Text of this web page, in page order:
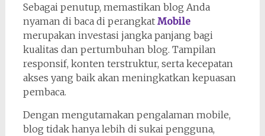
Sebagai penutup, memastikan blog Anda
nyaman di baca di perangkat Mobile
merupakan investasi jangka panjang bagi
kualitas dan pertumbuhan blog. Tampilan
responsif, konten terstruktur, serta kecepatan
akses yang baik akan meningkatkan kepuasan
pembaca.
Dengan mengutamakan pengalaman mobile,
blog tidak hanya lebih di sukai pengguna,